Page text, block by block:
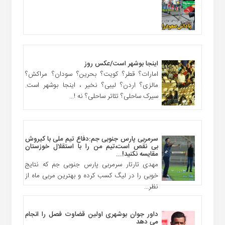
اینجا بوشهر است/عکس روز
امارات؟ قطر؟ کویت؟ بحرین؟ سودان؟ مراکش؟
مالزی؟ اردن؟ لیبی؟ نخیر ، اینجا بوشهر است.
سیرک ساحلی؟ تئاتر ساحلی؟ نه !...
سرمربی پارس جنوبی جم:دفاع تیم ملی با کیروش
بی نقص است،تیم من را با استقلال خوزستان
مقایسه نکنید!...
مهدی تارتار سرمربی پارس جنوبی جم که نتایج
خوبی را در لیگ کسب کرده و بهترین مربی ماه از
نظر...
داور جوان بوشهری اولین قضاوت فصل را انجام
می دهد